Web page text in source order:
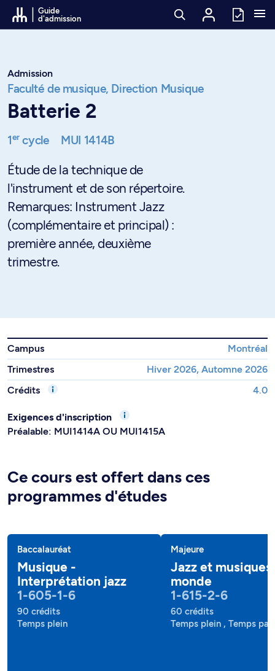
Passer au contenu
Guide
d'admission
Admission
Faculté de musique, Direction Musique
Batterie 2
1ercycle MUI 1414B
Étude de la technique de
l'instrument et de son répertoire.
Remarques: Instrument Jazz
(complémentaire et principal) :
première année, deuxième
trimestre.
Campus
Montréal
Trimestres
Hiver 2026, Automne 2026
Crédits
4.0
Exigences d'inscription
Préalable: MUI1414A OU MUI1415A
Ce cours est offert dans ces
programmes d'études
Baccalauréat
Musique -
Interprétation jazz
1-605-1-6
90 crédits
Temps plein
Majeure
Jazz et
monde
1-615-2-6
60 crédits
Temps plein , Temps